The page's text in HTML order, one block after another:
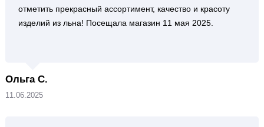
отметить прекрасный ассортимент, качество и красоту
изделий из льна! Посещала магазин 11 мая 2025.
Ольга С.
11.06.2025